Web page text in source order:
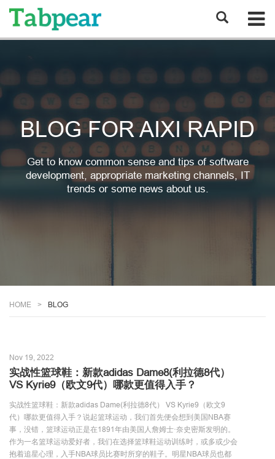
BLOG FOR AIXI RAPID
Get to know common sense and tips of software
development, appropriate marketing channels, IT
trends or some news about us.
HOME BLOG
Nov 19, 2022
实战性篮球鞋：新款adidas Dame8(利拉德8代）
VS Kyrie9（欧文9代）哪款更值得入手？
实战性篮球鞋：新款adidas Dame(利拉德8代） VS Kyrie9（欧文9
代）哪款更值得入手？说起篮球运动，我们首先便会想到美国NBA赛
事，没错，篮球运动正是在1891年由美国人詹姆士·奈史密斯发明的。
作为一名篮球运动爱好者，我们在选择篮球鞋运动训练时，或多或少会
抱着追星心理，入手NBA球员比赛时所穿的鞋子。明星NBA球员也都